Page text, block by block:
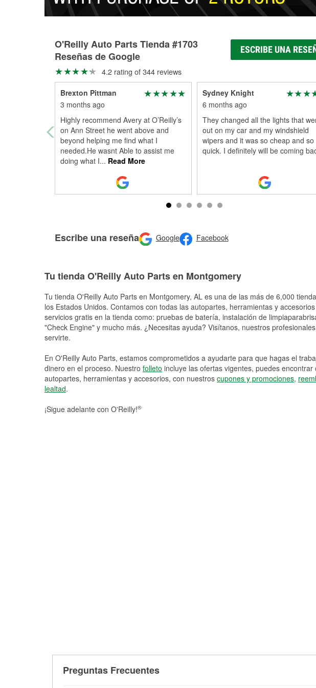
O'Reilly Auto Parts Tienda #1703
Reseñas de Google
ESCRIBE UNA
4.2 rating of 344 reviews
Brexton Pittman
3 months ago
Highly recommend Avery at O’Reilly’s
on Ann Street he went above and
beyond helping me find what I
needed.He wasnt Able to assist me
doing what I... Read More
Sydney Knight
6 months ago
They changed all the lights that
out on my car and my windshield
wipers and it was so cheap and so
quick. I definitely will be coming
Escribe una reseña Google Facebook
Tu tienda O'Reilly Auto Parts en Montgomery
Tu tienda O'Reilly Auto Parts en Montgomery, AL es una de las más de 6,000
los Estados Unidos. Contamos con todas las autopartes, herramientas y
servicios gratis en la tienda como: pruebas de batería, instalación de
"Check Engine" y mucho más. ¿Necesitas ayuda? Visítanos, nuestros
servirte.
En O'Reilly Auto Parts, estamos comprometidos a ayudarte para que hagas el
dinero en el proceso. Nuestro folleto incluye las ofertas vigentes, puedes
autopartes, herramientas y accesorios, con nuestros cupones y promociones,
lealtad.
¡Sigue adelante con O'Reilly!®
Preguntas Frecuentes